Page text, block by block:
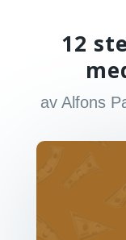
12
av Alfons